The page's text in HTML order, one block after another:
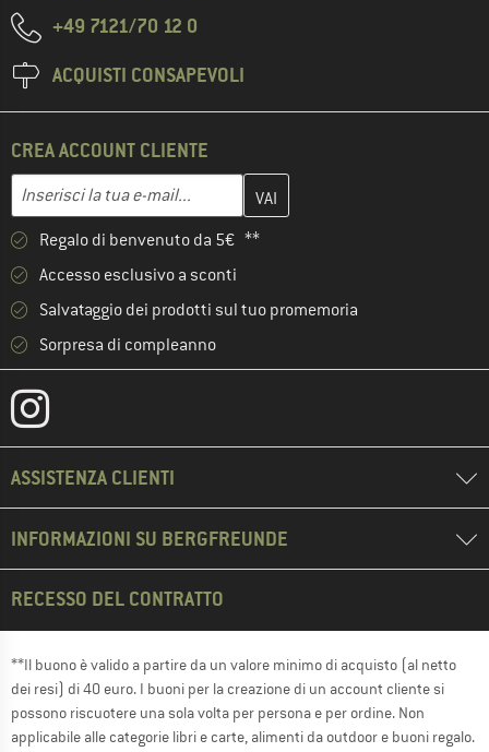
+49 7121/70 12 0
ACQUISTI CONSAPEVOLI
CREA ACCOUNT CLIENTE
Indirizzo e-mail
Inserisci qui il tuo indirizzo e-mail e crea il tuo account cliente
Regalo di benvenuto da 5€ **
Accesso esclusivo a sconti
Salvataggio dei prodotti sul tuo promemoria
Sorpresa di compleanno
ASSISTENZA CLIENTI
INFORMAZIONI SU BERGFREUNDE
RECESSO DEL CONTRATTO
**Il buono è valido a partire da un valore minimo di acquisto (al netto
dei resi) di 40 euro. I buoni per la creazione di un account cliente si
possono riscuotere una sola volta per persona e per ordine. Non
applicabile alle categorie libri e carte, alimenti da outdoor e buoni regalo.